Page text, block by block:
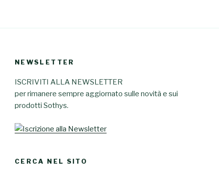
NEWSLETTER
ISCRIVITI ALLA NEWSLETTER
per rimanere sempre aggiornato sulle novità e sui
prodotti Sothys.
CERCA NEL SITO